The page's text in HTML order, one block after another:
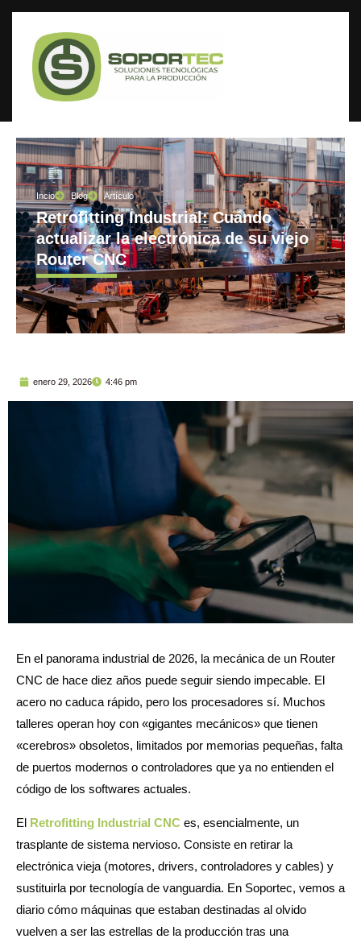
Incio Blog Artículo
Retrofitting Industrial: Cuándo
actualizar la electrónica de su viejo
Router CNC
enero 29, 2026 4:46 pm
En el panorama industrial de 2026, la mecánica de un Router
CNC de hace diez años puede seguir siendo impecable. El
acero no caduca rápido, pero los procesadores sí. Muchos
talleres operan hoy con «gigantes mecánicos» que tienen
«cerebros» obsoletos, limitados por memorias pequeñas, falta
de puertos modernos o controladores que ya no entienden el
código de los softwares actuales.
El Retrofitting Industrial CNC es, esencialmente, un
trasplante de sistema nervioso. Consiste en retirar la
electrónica vieja (motores, drivers, controladores y cables) y
sustituirla por tecnología de vanguardia. En Soportec, vemos a
diario cómo máquinas que estaban destinadas al olvido
vuelven a ser las estrellas de la producción tras una